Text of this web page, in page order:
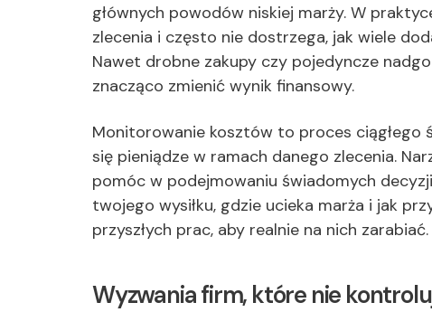
głównych powodów niskiej marży. W
zlecenia i często nie dostrzega, jak wiele
Nawet drobne zakupy czy pojedyncze
znacząco zmienić wynik finansowy.
Monitorowanie kosztów to proces ciągłego
się pieniądze w ramach danego zlecenia.
pomóc w podejmowaniu świadomych
twojego wysiłku, gdzie ucieka marża i jak
przyszłych prac, aby realnie na nich zarabiać.
Wyzwania firm, które nie